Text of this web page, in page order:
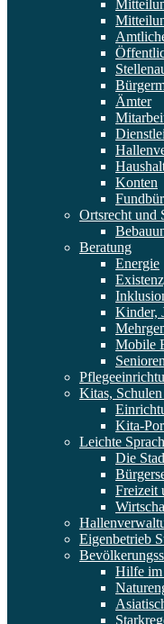
Ämter
Konten
Ortsrecht und
Beratung
Energie
Kinder,
Mobile
Senioren
Kitas,
Kita-
Leichte
Die
Freizeit
Eigenbetrieb
Hilfe